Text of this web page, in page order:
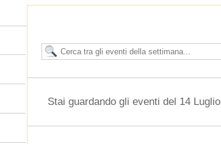
Stai guardando gli eventi del 14